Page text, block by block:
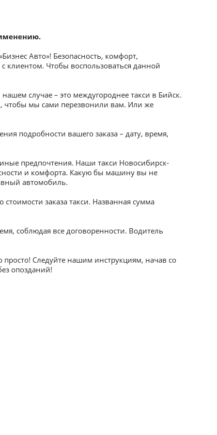
Авто»! Безопасность, комфорт,
клиентом. Чтобы воспользоваться данной
случае – это междугороднее такси в Бийск.
чтобы мы сами перезвонили вам. Или же
подробности вашего заказа – дату, время,
предпочтения. Наши такси Новосибирск-
и комфорта. Какую бы машину вы не
автомобиль.
заказа такси. Названная сумма
соблюдая все договоренности. Водитель
просто! Следуйте нашим инструкциям, начав со
опозданий!